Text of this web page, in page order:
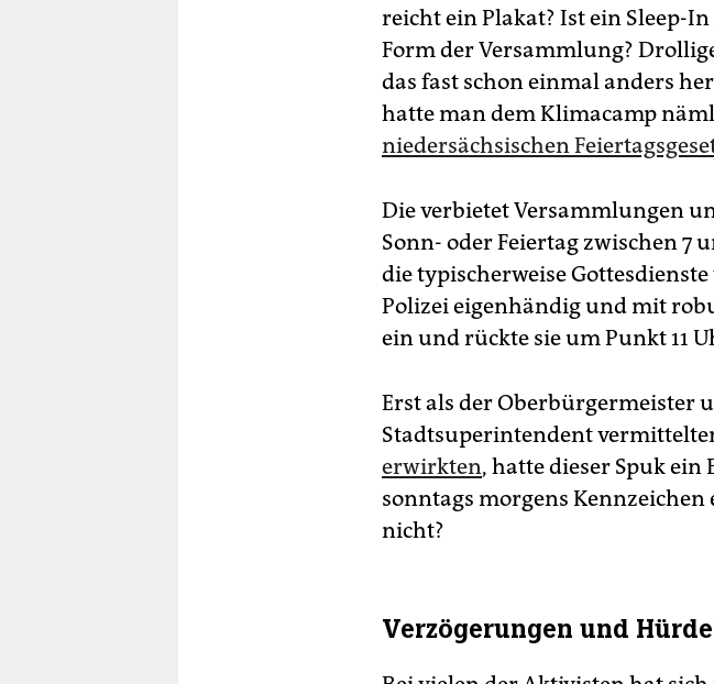
reicht ein Plakat? Ist ein Sleep-
Form der Versammlung?
das fast schon einmal anders
hatte man dem Klimacamp
niedersächsischen
Die verbietet Versammlungen
Sonn- oder Feiertag zwischen 7
die typischerweise
Polizei eigenhändig und mit
ein und rückte sie um Punkt 11
Erst als der Oberbürgermeister
Stadtsuperintendent
erwirkten, hatte dieser Spuk ein
sonntags morgens
nicht?
Verzögerungen und